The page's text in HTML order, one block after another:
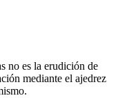
no es la erudición de
mediante el ajedrez